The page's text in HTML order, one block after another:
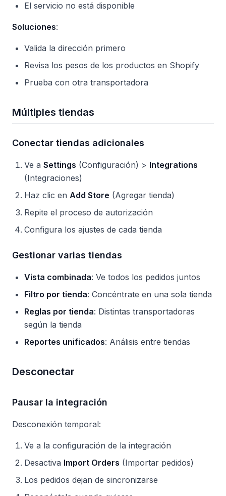
El servicio no está disponible
Soluciones:
Valida la dirección primero
Revisa los pesos de los productos en Shopify
Prueba con otra transportadora
Múltiples tiendas
Conectar tiendas adicionales
Ve a Settings (Configuración) > Integrations
(Integraciones)
Haz clic en Add Store (Agregar tienda)
Repite el proceso de autorización
Configura los ajustes de cada tienda
Gestionar varias tiendas
Vista combinada: Ve todos los pedidos juntos
Filtro por tienda: Concéntrate en una sola tienda
Reglas por tienda: Distintas transportadoras
según la tienda
Reportes unificados: Análisis entre tiendas
Desconectar
Pausar la integración
Desconexión temporal:
Ve a la configuración de la integración
Desactiva Import Orders (Importar pedidos)
Los pedidos dejan de sincronizarse